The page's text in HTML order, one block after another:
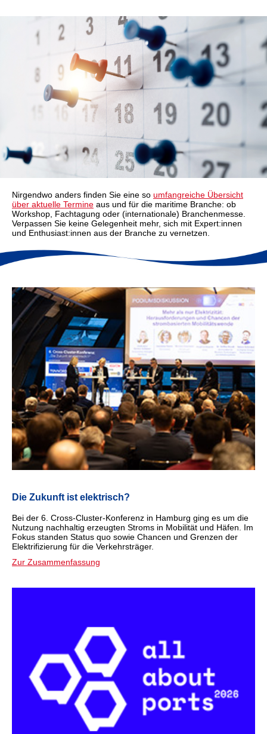
Nirgendwo anders finden Sie eine so umfangreiche Übersicht
über aktuelle Termine aus und für die maritime Branche: ob
Workshop, Fachtagung oder (internationale) Branchenmesse.
Verpassen Sie keine Gelegenheit mehr, sich mit Expert:innen
und Enthusiast:innen aus der Branche zu vernetzen.
Die Zukunft ist elektrisch?
Bei der 6. Cross-Cluster-Konferenz in Hamburg ging es um die
Nutzung nachhaltig erzeugten Stroms in Mobilität und Häfen. Im
Fokus standen Status quo sowie Chancen und Grenzen der
Elektrifizierung für die Verkehrsträger.
Zur Zusammenfassung